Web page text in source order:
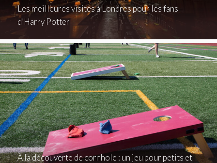
Les meilleures visites à Londres pour les fans
d’Harry Potter
À la découverte de cornhole : un jeu pour petits et